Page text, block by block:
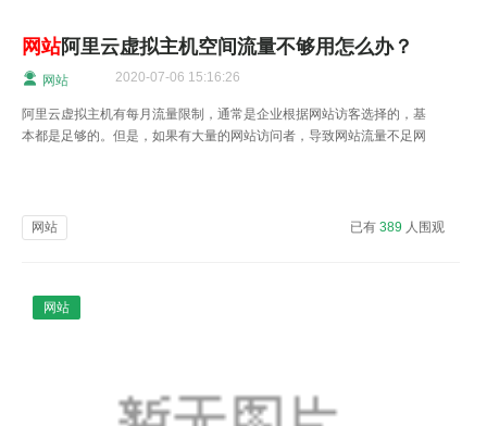
网站阿里云虚拟主机空间流量不够用怎么办？
网站 2020-07-06 15:16:26
阿里云虚拟主机有每月流量限制，通常是企业根据网站访客选择的，基
本都是足够的。但是，如果有大量的网站访问者，导致网站流量不足网
网站 已有389 人围观
网站